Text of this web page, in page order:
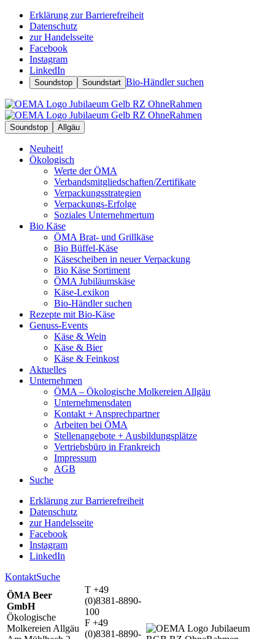
Erklärung zur Barrierefreiheit
Datenschutz
zur Handelsseite
Facebook
Instagram
LinkedIn
Soundstop Soundstart Bio-Händler suchen
Soundstop Allgäu
Neuheit!
Ökologisch
Werte der ÖMA
Verbandsmitgliedschaften/Zertifikate
Verpackungsstrategien
Verpackungs-Erfolge
Soziales Unternehmertum
Bio Käse
ÖMA Brat- und Grillkäse
Bio Büffel-Käse
Käsescheiben in neuer Verpackung
Bio Käse Sortiment
ÖMA Jubiläumskäse
Käse-Lexikon
Bio-Händler suchen
Rezepte mit Bio-Käse
Genuss-Events
Käse & Wein
Käse & Bier
Käse & Feinkost
Aktuelles
Unternehmen
ÖMA – Ökologische Molkereien Allgäu
Unternehmensdaten
Kontakt + Ansprechpartner
Arbeiten bei ÖMA
Stellenangebote + Ausbildungsplätze
Vertriebsbüro in Frankreich
Impressum
AGB
Suche
Erklärung zur Barrierefreiheit
Datenschutz
zur Handelsseite
Facebook
Instagram
LinkedIn
KontaktSuche
ÖMA Beer
GmbH
Ökologische
Molkereien Allgäu
T +49
(0)8381-8890-
100
F +49
(0)8381-8890-